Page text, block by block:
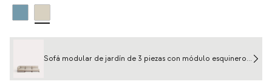
Sofá modular de jardín de 3 piezas con módulo esquinero y